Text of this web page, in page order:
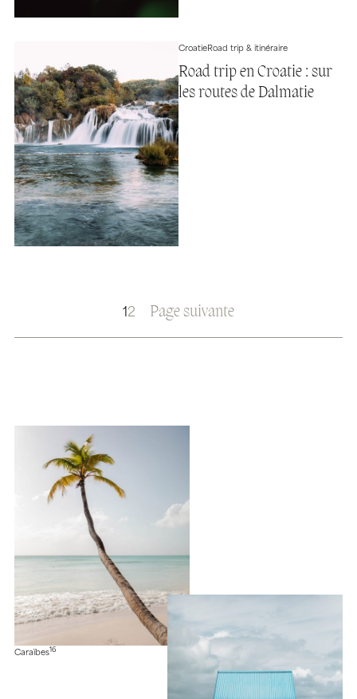
CroatieRoad trip & itinéraire
Road trip en Croatie : sur
les routes de Dalmatie
12 Page suivante
Caraïbes16